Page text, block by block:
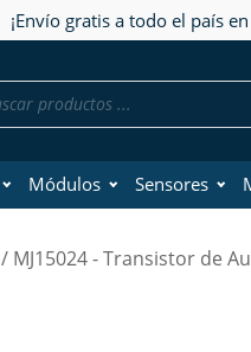
¡Envío gratis a todo el país
Módulos Sensores
/ MJ15024 - Transistor de